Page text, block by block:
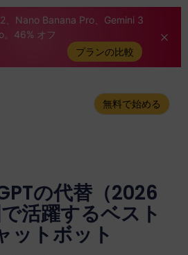
Nano Banana Pro、Gemini 3
。46% オフ
プランの比較
無料で始める
の代替（2026
活躍するベスト
ットボット